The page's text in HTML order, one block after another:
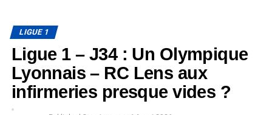
LIGUE 1
Ligue 1 – J34 : Un Olympique
Lyonnais – RC Lens aux
infirmeries presque vides ?